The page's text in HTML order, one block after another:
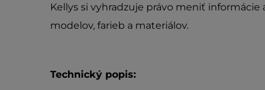
Kellys si vyhradzuje právo meniť
modelov, farieb a materiálov.
Technický popis: